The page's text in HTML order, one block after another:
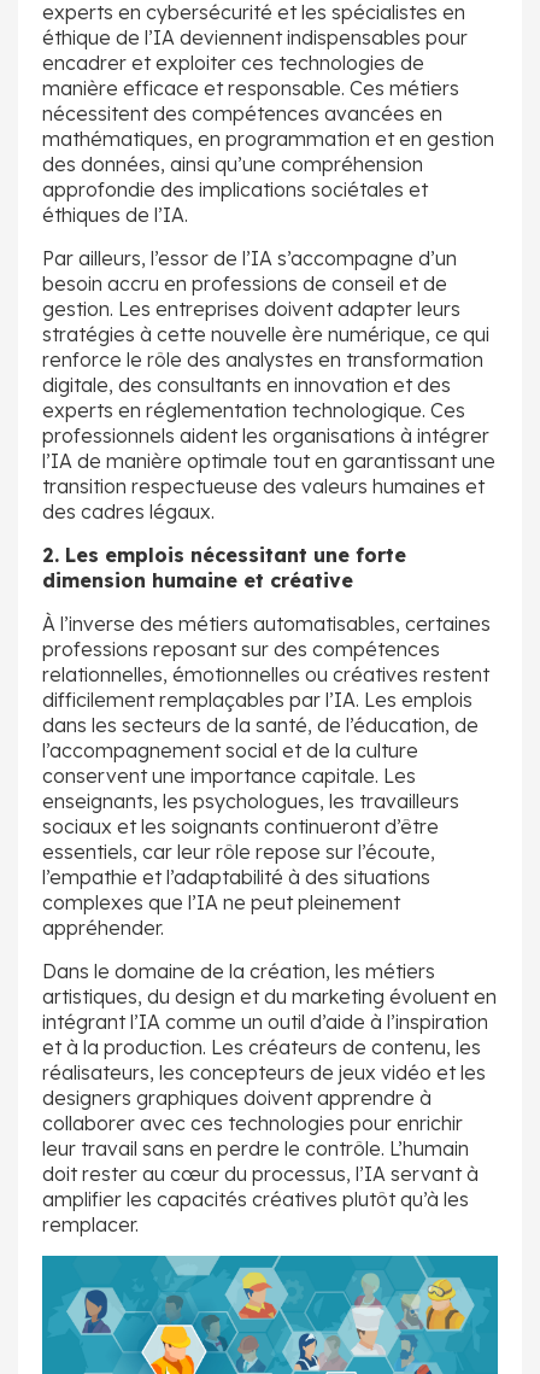
experts en cybersécurité et les spécialistes en
éthique de l’IA deviennent indispensables pour
encadrer et exploiter ces technologies de
manière efficace et responsable. Ces métiers
nécessitent des compétences avancées en
mathématiques, en programmation et en gestion
des données, ainsi qu’une compréhension
approfondie des implications sociétales et
éthiques de l’IA.
Par ailleurs, l’essor de l’IA s’accompagne d’un
besoin accru en professions de conseil et de
gestion. Les entreprises doivent adapter leurs
stratégies à cette nouvelle ère numérique, ce qui
renforce le rôle des analystes en transformation
digitale, des consultants en innovation et des
experts en réglementation technologique. Ces
professionnels aident les organisations à intégrer
l’IA de manière optimale tout en garantissant une
transition respectueuse des valeurs humaines et
des cadres légaux.
2. Les emplois nécessitant une forte
dimension humaine et créative
À l’inverse des métiers automatisables, certaines
professions reposant sur des compétences
relationnelles, émotionnelles ou créatives restent
difficilement remplaçables par l’IA. Les emplois
dans les secteurs de la santé, de l’éducation, de
l’accompagnement social et de la culture
conservent une importance capitale. Les
enseignants, les psychologues, les travailleurs
sociaux et les soignants continueront d’être
essentiels, car leur rôle repose sur l’écoute,
l’empathie et l’adaptabilité à des situations
complexes que l’IA ne peut pleinement
appréhender.
Dans le domaine de la création, les métiers
artistiques, du design et du marketing évoluent en
intégrant l’IA comme un outil d’aide à l’inspiration
et à la production. Les créateurs de contenu, les
réalisateurs, les concepteurs de jeux vidéo et les
designers graphiques doivent apprendre à
collaborer avec ces technologies pour enrichir
leur travail sans en perdre le contrôle. L’humain
doit rester au cœur du processus, l’IA servant à
amplifier les capacités créatives plutôt qu’à les
remplacer.